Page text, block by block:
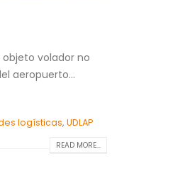
volador no
aeropuerto...
logísticas, UDLAP
READ MORE...